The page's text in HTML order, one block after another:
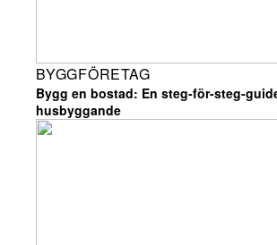
Bygg en bostad: En steg-för-steg-
husbyggande
BYGGFÖRETAG